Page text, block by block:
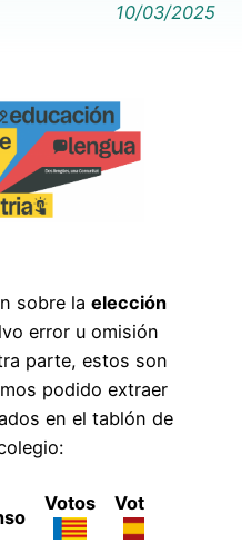
10/03/2025
sobre la elección
error u omisión
parte, estos son
podido extraer
en el tablón de
Votos Votos